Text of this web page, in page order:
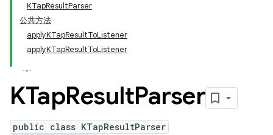
KTapResultParser
公共方法
applyKTapResultToListener
applyKTapResultToListener
KTapResultParser
public class KTapResultParser